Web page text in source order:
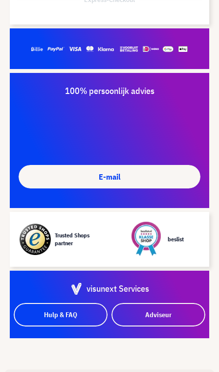
100% persoonlijk advies
E-mail
Trusted Shops
partner
beslist
visunext Services
Hulp & FAQ Adviseur